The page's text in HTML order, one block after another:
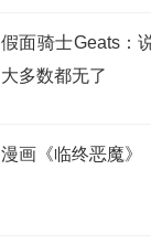
假面骑士Geats：
大多数都无了
漫画《临终恶魔》